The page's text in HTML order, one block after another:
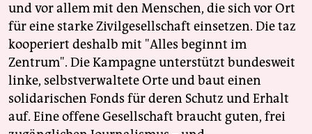
und vor allem mit den Menschen, die sich vor Ort
für eine starke Zivilgesellschaft einsetzen. Die taz
kooperiert deshalb mit "Alles beginnt im
Zentrum". Die Kampagne unterstützt bundesweit
linke, selbstverwaltete Orte und baut einen
solidarischen Fonds für deren Schutz und Erhalt
auf. Eine offene Gesellschaft braucht guten, frei